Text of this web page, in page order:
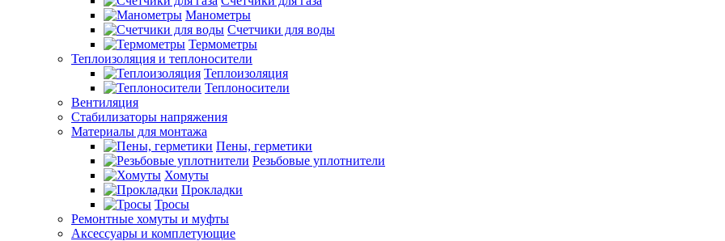
Манометры
Счетчики для воды
Термометры
Теплоизоляция и теплоносители
Теплоизоляция
Теплоносители
Вентиляция
Стабилизаторы напряжения
Материалы для монтажа
Пены, герметики
Резьбовые уплотнители
Хомуты
Прокладки
Тросы
Ремонтные хомуты и муфты
Аксессуары и комплетующие